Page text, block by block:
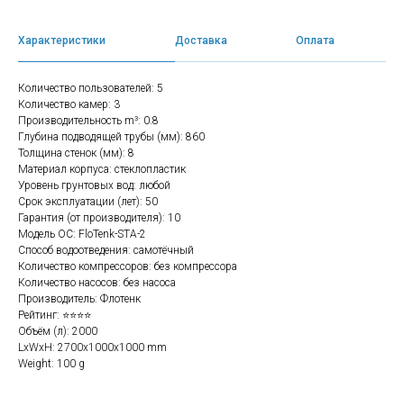
Характеристики Доставка Оплата
Количество пользователей: 5
Количество камер: 3
Производительность m³: 0.8
Глубина подводящей трубы (мм): 860
Толщина стенок (мм): 8
Материал корпуса: стеклопластик
Уровень грунтовых вод: любой
Срок эксплуатации (лет): 50
Гарантия (от производителя): 10
Модель ОС: FloTenk-STA-2
Способ водоотведения: самотёчный
Количество компрессоров: без компрессора
Количество насосов: без насоса
Производитель: Флотенк
Рейтинг: ⭐⭐⭐⭐
Объём (л): 2000
LxWxH: 2700x1000x1000 mm
Weight: 100 g